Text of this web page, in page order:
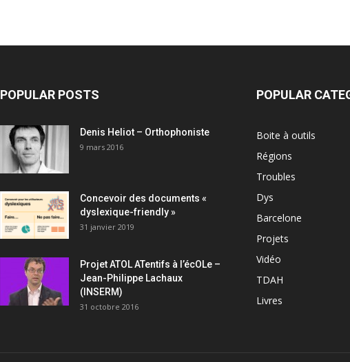
POPULAR POSTS
Denis Heliot – Orthophoniste
9 mars 2016
Concevoir des documents «
dyslexique-friendly »
31 janvier 2019
Projet ATOL ATentifs à l’écOLe –
Jean-Philippe Lachaux
(INSERM)
31 octobre 2016
POPULAR
Boite à outils
Régions
Troubles
Dys
Barcelone
Projets
Vidéo
TDAH
Livres